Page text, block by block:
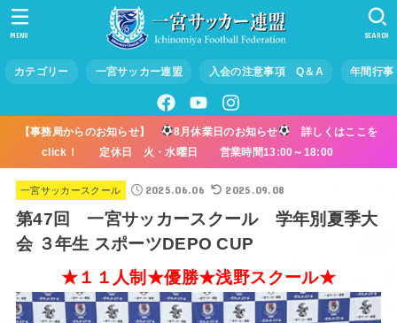
カテゴリー 一宮サッカー連盟 入会の注意事項 Q＆A 年間行事
SEARCH
MENU
【事務局からのお知らせ】 8月休業日のお知らせ
詳しくはここを
click！ 定休日 火・水曜日 営業時間13:00～18:00
一宮サッカースクール 2025.06.06 2025.09.08
第47回 一宮サッカースクール 学年別夏季大
会 ３年生 スポーツDEPO CUP
★１１人制★優勝★浅野スクール★